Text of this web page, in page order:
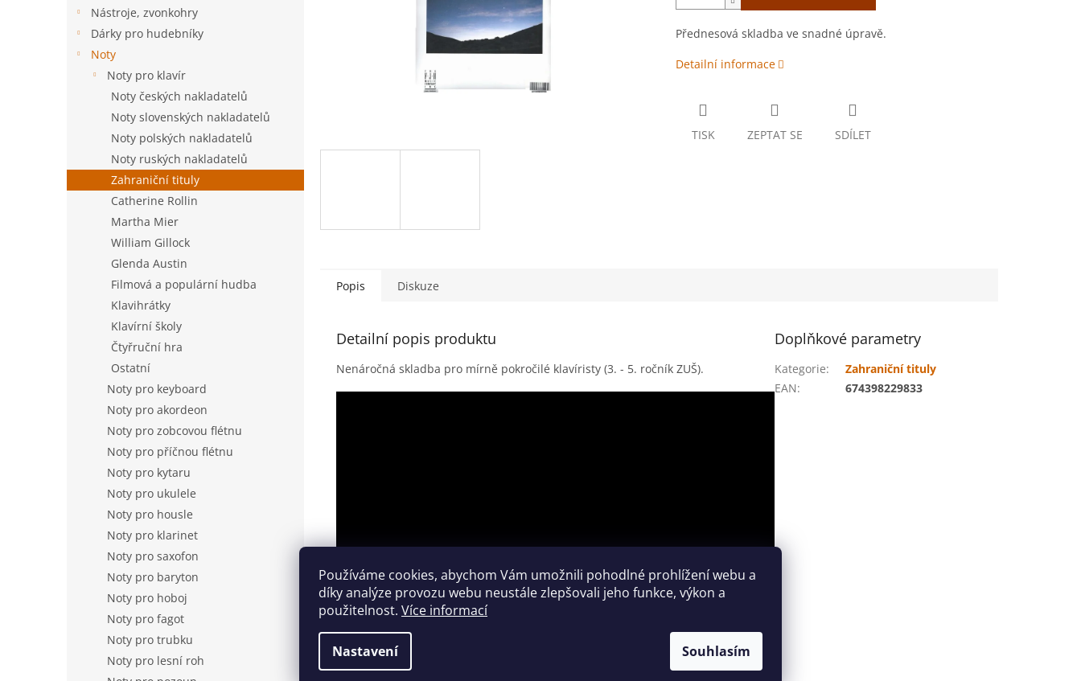
Používáme cookies, abychom Vám umožnili pohodlné prohlížení webu a
díky analýze provozu webu neustále zlepšovali jeho funkce, výkon a
použitelnost. Více informací
Nastavení Souhlasím
Nástroje, zvonkohry
Dárky pro hudebníky
Noty
Noty pro klavír
Noty českých nakladatelů
Noty slovenských nakladatelů
Noty polských nakladatelů
Noty ruských nakladatelů
Zahraniční tituly
Catherine Rollin
Martha Mier
William Gillock
Glenda Austin
Filmová a populární hudba
Klavihrátky
Klavírní školy
Čtyřruční hra
Ostatní
Noty pro keyboard
Noty pro akordeon
Noty pro zobcovou flétnu
Noty pro příčnou flétnu
Noty pro kytaru
Noty pro ukulele
Noty pro housle
Noty pro klarinet
Noty pro saxofon
Noty pro baryton
Noty pro hoboj
Noty pro fagot
Noty pro trubku
Noty pro lesní roh
Přednesová skladba ve snadné úpravě.
Detailní informace
TISK ZEPTAT SE SDÍLET
Popis Diskuze
Detailní popis produktu
Nenáročná skladba pro mírně pokročilé klavíristy (3. - 5. ročník ZUŠ).
Doplňkové parametry
Kategorie:
Zahraniční tituly
EAN: 674398229833